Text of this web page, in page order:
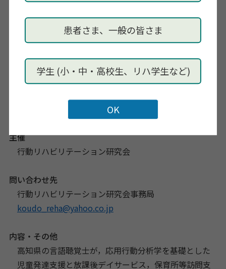
患者さま、一般の皆さま
学生 (小・中・高校生、リハ学生など)
予定しております）
詳細は行動リハビリテーション研究会ホームページ
確認ください．
主催
行動リハビリテーション研究会
問い合わせ先
行動リハビリテーション研究会事務局
koudo_reha@yahoo.co.jp
内容・その他
高知県の言語聴覚士が， 応用行動分析学を基礎とした
児童発達支援と放課後デイサービス， 保育所等訪問支